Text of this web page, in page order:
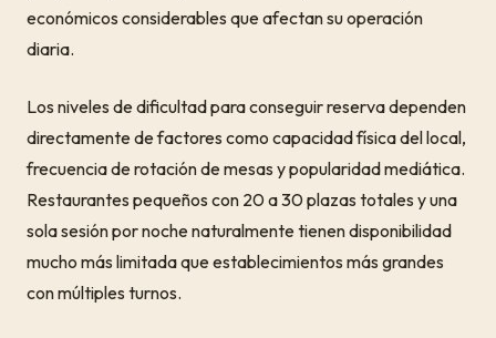
económicos considerables que afectan su operación
diaria.
Los niveles de dificultad para conseguir reserva dependen
directamente de factores como capacidad física del local,
frecuencia de rotación de mesas y popularidad mediática.
Restaurantes pequeños con 20 a 30 plazas totales y una
sola sesión por noche naturalmente tienen disponibilidad
mucho más limitada que establecimientos más grandes
con múltiples turnos.